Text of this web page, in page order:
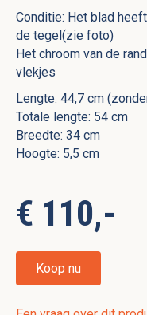
Conditie: Het blad
de tegel(zie foto)
Het chroom van de
vlekjes
Lengte: 44,7 cm
Totale lengte: 54 cm
Breedte: 34 cm
Hoogte: 5,5 cm
€ 110,-
Koop nu